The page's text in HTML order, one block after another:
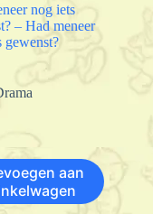
nog iets
– Had meneer
gewenst?
aan